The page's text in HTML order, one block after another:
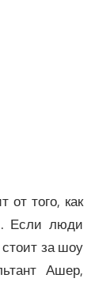
от того, как
Если люди
за шоу
Ашер,